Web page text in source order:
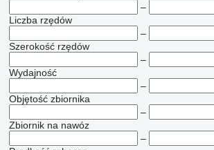
–
Liczba rzędów
–
Szerokość rzędów
–
Wydajność
–
Objętość zbiornika
–
Zbiornik na nawóz
–